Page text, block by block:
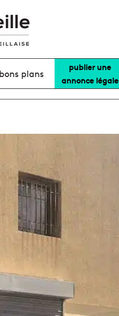
bons plans
publier une
annonce légale